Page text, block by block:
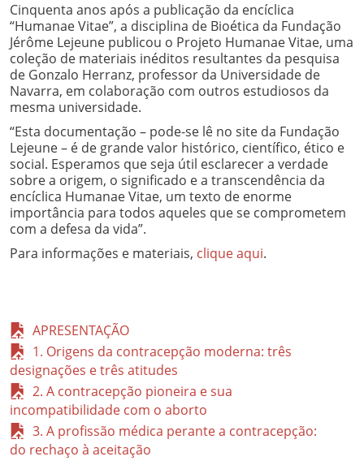
Cinquenta anos após a publicação da encíclica
“Humanae Vitae”, a disciplina de Bioética da Fundação
Jérôme Lejeune publicou o Projeto Humanae Vitae, uma
coleção de materiais inéditos resultantes da pesquisa
de Gonzalo Herranz, professor da Universidade de
Navarra, em colaboração com outros estudiosos da
mesma universidade.
“Esta documentação – pode-se lê no site da Fundação
Lejeune – é de grande valor histórico, científico, ético e
social. Esperamos que seja útil esclarecer a verdade
sobre a origem, o significado e a transcendência da
encíclica Humanae Vitae, um texto de enorme
importância para todos aqueles que se comprometem
com a defesa da vida”.
Para informações e materiais, clique aqui.
APRESENTAÇÃO
1. Origens da contracepção moderna: três
designações e três atitudes
2. A contracepção pioneira e sua
incompatibilidade com o aborto
3. A profissão médica perante a contracepção:
do rechaço à aceitação